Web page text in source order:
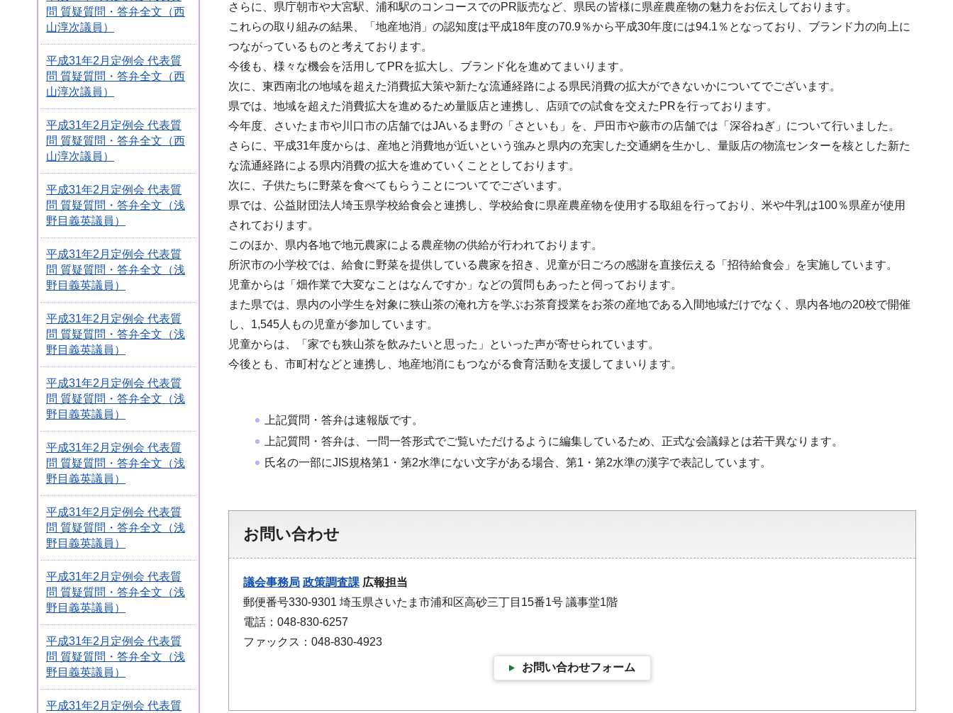
問 質疑質問・答弁全文（西
山淳次議員）
平成31年2月定例会 代表質
問 質疑質問・答弁全文（西
山淳次議員）
平成31年2月定例会 代表質
問 質疑質問・答弁全文（西
山淳次議員）
平成31年2月定例会 代表質
問 質疑質問・答弁全文（浅
野目義英議員）
平成31年2月定例会 代表質
問 質疑質問・答弁全文（浅
野目義英議員）
平成31年2月定例会 代表質
問 質疑質問・答弁全文（浅
野目義英議員）
平成31年2月定例会 代表質
問 質疑質問・答弁全文（浅
野目義英議員）
平成31年2月定例会 代表質
問 質疑質問・答弁全文（浅
野目義英議員）
平成31年2月定例会 代表質
問 質疑質問・答弁全文（浅
野目義英議員）
平成31年2月定例会 代表質
問 質疑質問・答弁全文（浅
野目義英議員）
平成31年2月定例会 代表質
問 質疑質問・答弁全文（浅
野目義英議員）
平成31年2月定例会 代表質
さらに、県庁朝市や大宮駅、浦和駅のコンコースでのPR販売など、県民の皆様に県産農産物の魅力をお伝えしております。
これらの取り組みの結果、「地産地消」の認知度は平成18年度の70.9％から平成30年度には94.1％となっており、ブランド力の向上に
つながっているものと考えております。
今後も、様々な機会を活用してPRを拡大し、ブランド化を進めてまいります。
次に、東西南北の地域を超えた消費拡大策や新たな流通経路による県民消費の拡大ができないかについてでございます。
県では、地域を超えた消費拡大を進めるため量販店と連携し、店頭での試食を交えたPRを行っております。
今年度、さいたま市や川口市の店舗ではJAいるま野の「さといも」を、戸田市や蕨市の店舗では「深谷ねぎ」について行いました。
さらに、平成31年度からは、産地と消費地が近いという強みと県内の充実した交通網を生かし、量販店の物流センターを核とした新た
な流通経路による県内消費の拡大を進めていくこととしております。
次に、子供たちに野菜を食べてもらうことについてでございます。
県では、公益財団法人埼玉県学校給食会と連携し、学校給食に県産農産物を使用する取組を行っており、米や牛乳は100％県産が使用
されております。
このほか、県内各地で地元農家による農産物の供給が行われております。
所沢市の小学校では、給食に野菜を提供している農家を招き、児童が日ごろの感謝を直接伝える「招待給食会」を実施しています。
児童からは「畑作業で大変なことはなんですか」などの質問もあったと伺っております。
また県では、県内の小学生を対象に狭山茶の淹れ方を学ぶお茶育授業をお茶の産地である入間地域だけでなく、県内各地の20校で開催
し、1,545人もの児童が参加しています。
児童からは、「家でも狭山茶を飲みたいと思った」といった声が寄せられています。
今後とも、市町村などと連携し、地産地消にもつながる食育活動を支援してまいります。
上記質問・答弁は速報版です。
上記質問・答弁は、一問一答形式でご覧いただけるように編集しているため、正式な会議録とは若干異なります。
氏名の一部にJIS規格第1・第2水準にない文字がある場合、第1・第2水準の漢字で表記しています。
お問い合わせ
議会事務局 政策調査課 広報担当
郵便番号330-9301 埼玉県さいたま市浦和区高砂三丁目15番1号 議事堂1階
電話：048-830-6257
ファックス：048-830-4923
お問い合わせフォーム